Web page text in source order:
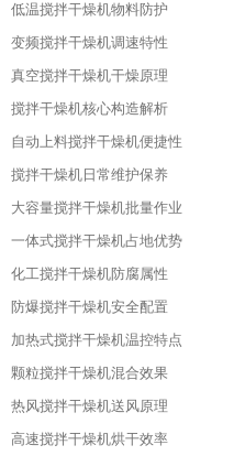
低温搅拌干燥机物料防护
变频搅拌干燥机调速特性
真空搅拌干燥机干燥原理
搅拌干燥机核心构造解析
自动上料搅拌干燥机便捷性
搅拌干燥机日常维护保养
大容量搅拌干燥机批量作业
一体式搅拌干燥机占地优势
化工搅拌干燥机防腐属性
防爆搅拌干燥机安全配置
加热式搅拌干燥机温控特点
颗粒搅拌干燥机混合效果
热风搅拌干燥机送风原理
高速搅拌干燥机烘干效率